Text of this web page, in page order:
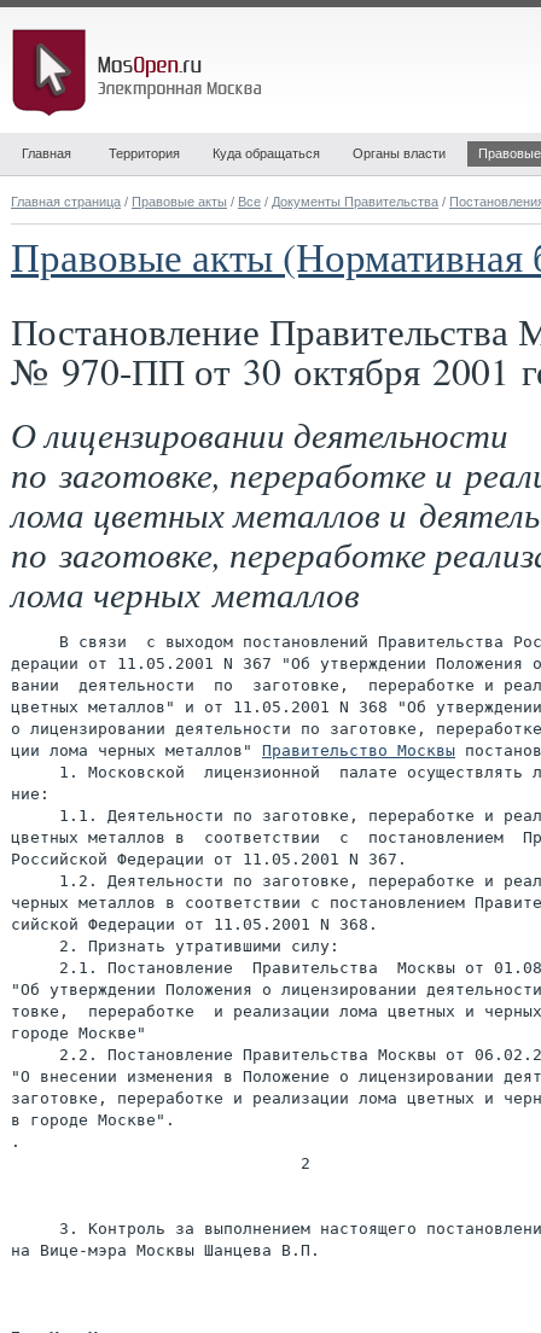
Главная Территория Куда обращаться Органы власти
Главная страница / Правовые акты / Все / Документы Правительства /
Правовые акты (Нормативная
Постановление Правительства
№ 970-ПП от 30 октября 2001
О лицензировании деятельности
по заготовке, переработке и
лома цветных металлов и
по заготовке, переработке
лома черных металлов
В связи  с выходом постановлений Правительства
дерации от 11.05.2001 N 367 "Об утверждении Положения
вании  деятельности  по  заготовке,  переработке и
цветных металлов" и от 11.05.2001 N 368 "Об
о лицензировании деятельности по заготовке,
ции лома черных металлов" Правительство Москвы
1. Московской  лицензионной  палате осуществлять
ние:
1.1. Деятельности по заготовке, переработке и
цветных металлов в  соответствии  с  постановлением
Российской Федерации от 11.05.2001 N 367.
1.2. Деятельности по заготовке, переработке и
черных металлов в соответствии с постановлением
сийской Федерации от 11.05.2001 N 368.
     2. Признать утратившими силу:
2.1. Постановление  Правительства  Москвы от
"Об утверждении Положения о лицензировании
товке,  переработке  и реализации лома цветных и
городе Москве"
2.2. Постановление Правительства Москвы от
"О внесении изменения в Положение о лицензировании
заготовке, переработке и реализации лома цветных и
в городе Москве".
.
                              2
3. Контроль за выполнением настоящего
на Вице-мэра Москвы Шанцева В.П.